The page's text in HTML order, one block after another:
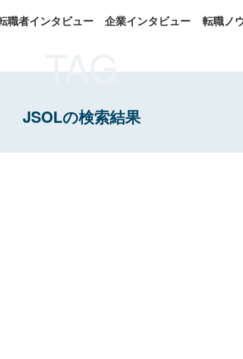
職者インタビュー 企業インタビュー 転職ノ
TAG
JSOLの検索結果